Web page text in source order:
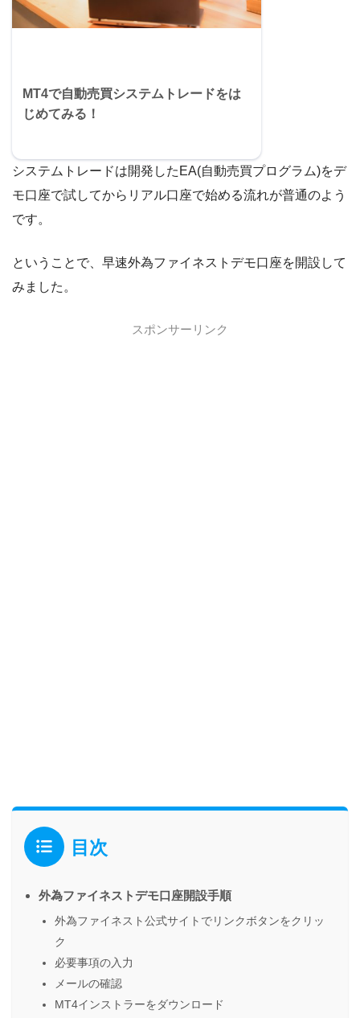
MT4で自動売買システムトレードをは
じめてみる！
システムトレードは開発したEA(自動売買プログラム)をデ
モ口座で試してからリアル口座で始める流れが普通のよう
です。
ということで、早速外為ファイネストデモ口座を開設して
みました。
スポンサーリンク
目次
外為ファイネストデモ口座開設手順
外為ファイネスト公式サイトでリンクボタンをクリッ
ク
必要事項の入力
メールの確認
MT4インストラーをダウンロード